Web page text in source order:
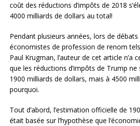
coût des réductions d’impôts de 2018
4000 milliards de dollars au total!
Pendant plusieurs années, lors de débats
économistes de profession de renom
Paul Krugman, l’auteur de cet article n’a
que les réductions d’impôts de Trump ne
1900 milliards de dollars, mais à 4500
pourquoi.
Tout d’abord, l’estimation officielle de
était basée sur l’hypothèse que